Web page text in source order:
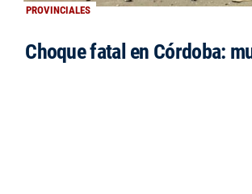
PROVINCIALES
Choque fatal en Córdoba: